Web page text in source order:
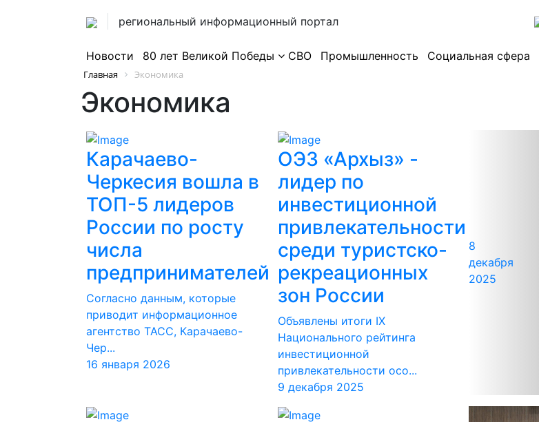
региональный информационный портал
Новости 80 лет Великой Победы СВО Промышленность Социальная сфера
Главная Экономика
Экономика
Карачаево-
Черкесия вошла в
ТОП-5 лидеров
России по росту
числа
предпринимателей
Согласно данным, которые
приводит информационное
агентство ТАСС, Карачаево-
Чер...
16 января 2026
ОЭЗ «Архыз» -
лидер по
инвестиционной
привлекательности
среди туристско-
рекреационных
зон России
Объявлены итоги IX
Национального рейтинга
инвестиционной
привлекательности осо...
9 декабря 2025
8
декабря
2025